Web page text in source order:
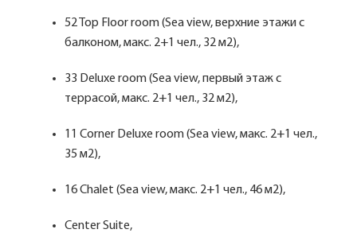
52 Top Floor room (Sea view, верхние этажи с
балконом, макс. 2+1 чел., 32 м2),
33 Deluxe room (Sea view, первый этаж с
террасой, макс. 2+1 чел., 32 м2),
11 Corner Deluxe room (Sea view, макс. 2+1 чел.,
35 м2),
16 Chalet (Sea view, макс. 2+1 чел., 46 м2),
Center Suite,